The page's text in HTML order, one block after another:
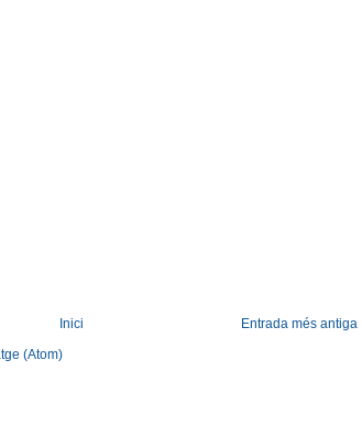
Entrada més antiga
Inici
(Atom)